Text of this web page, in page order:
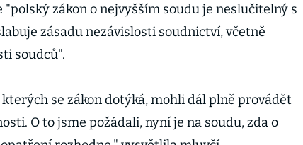
"polský zákon o nejvyšším soudu je neslučitelný s
zásadu nezávislosti soudnictví, včetně
soudců".
se zákon dotýká, mohli dál plně provádět
O to jsme požádali, nyní je na soudu, zda o